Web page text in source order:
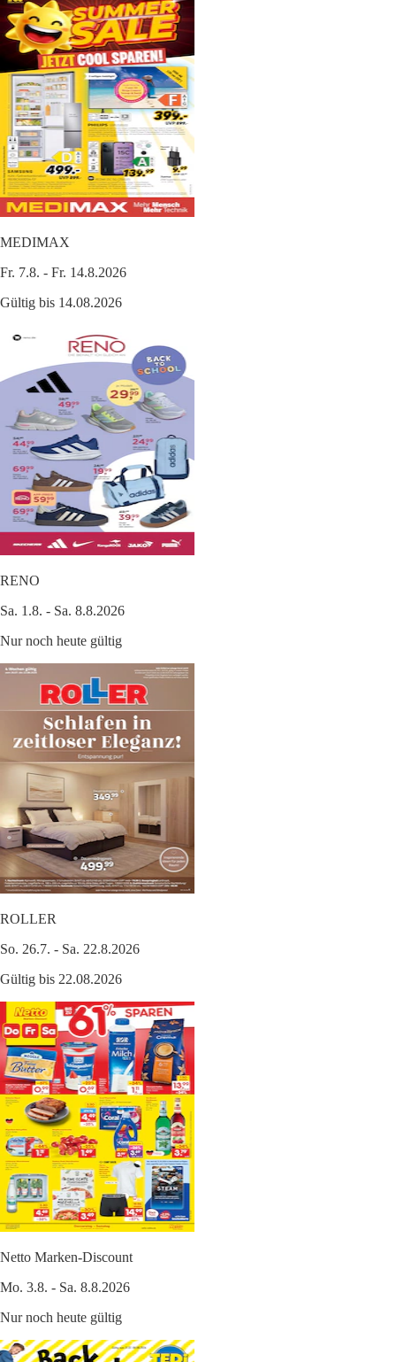
MEDIMAX
Fr. 7.8. - Fr. 14.8.2026
Gültig bis 14.08.2026
RENO
Sa. 1.8. - Sa. 8.8.2026
Nur noch heute gültig
ROLLER
So. 26.7. - Sa. 22.8.2026
Gültig bis 22.08.2026
Netto Marken-Discount
Mo. 3.8. - Sa. 8.8.2026
Nur noch heute gültig